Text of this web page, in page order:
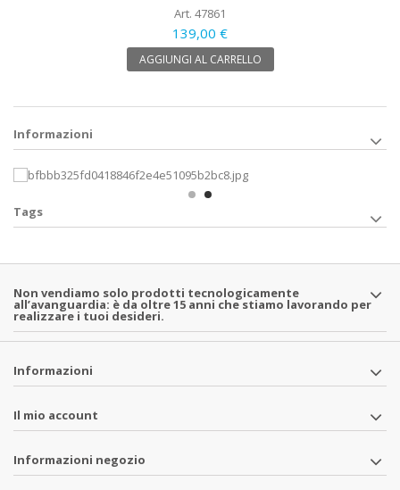
Art. 47861
139,00 €
AGGIUNGI AL CARRELLO
Informazioni
Tags
Non vendiamo solo prodotti tecnologicamente
all’avanguardia: è da oltre 15 anni che stiamo lavorando per
realizzare i tuoi desideri.
Informazioni
Il mio account
Informazioni negozio